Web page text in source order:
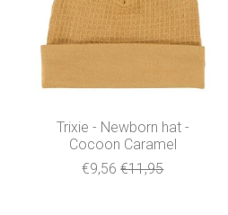
Trixie - Newborn hat -
Cocoon Caramel
€9,56 €11,95